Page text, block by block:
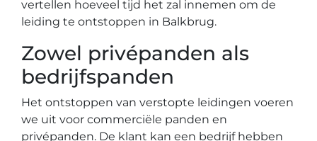
vertellen hoeveel tijd het zal innemen om de
leiding te ontstoppen in Balkbrug.
Zowel privépanden als
bedrijfspanden
Het ontstoppen van verstopte leidingen voeren
we uit voor commerciële panden en
privépanden. De klant kan een bedrijf hebben